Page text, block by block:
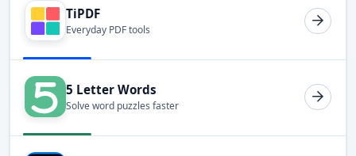
TiPDF
Everyday PDF tools
5 Letter Words
Solve word puzzles faster